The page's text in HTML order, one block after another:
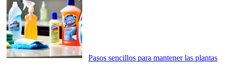
Pasos sencillos para mantener las plantas